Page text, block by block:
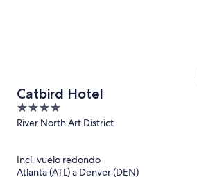
Catbird Hotel
4
out
River North Art District
Incl. vuelo redondo
Atlanta (ATL) a Denver (DEN)